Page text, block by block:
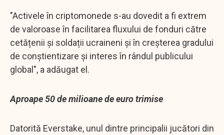
"Activele în criptomonede s-au dovedit a fi extrem
de valoroase în facilitarea fluxului de fonduri către
cetățenii și soldații ucraineni și în creșterea gradului
de conștientizare și interes în rândul publicului
global", a adăugat el.
Aproape 50 de milioane de euro trimise
Datorită Everstake, unul dintre principalii jucători din